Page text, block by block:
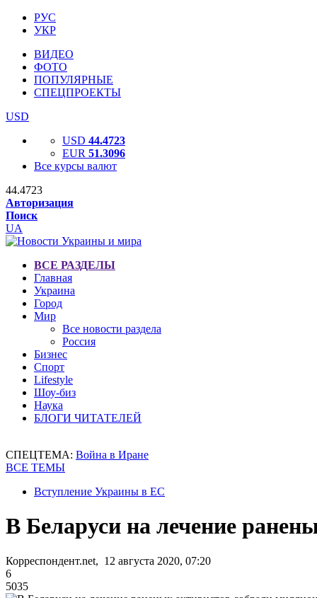
РУС
УКР
ВИДЕО
ФОТО
ПОПУЛЯРНЫЕ
СПЕЦПРОЕКТЫ
USD
USD 44.4723
EUR 51.3096
Все курсы валют
44.4723
Авторизация
Поиск
UA
ВСЕ РАЗДЕЛЫ
Главная
Украина
Город
Мир
Все новости раздела
Россия
Бизнес
Спорт
Lifestyle
Шоу-биз
Наука
БЛОГИ ЧИТАТЕЛЕЙ
СПЕЦТЕМА: Война в Иране
ВСЕ ТЕМЫ
Вступление Украины в ЕС
В Беларуси на лечение
Корреспондент.net, 12 августа 2020, 07:20
6
5035